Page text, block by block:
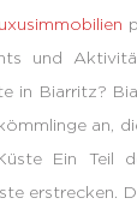
und
in Biarritz?
an,
Ein Teil
erstrecken.